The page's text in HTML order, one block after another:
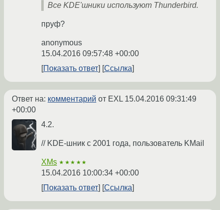
Все KDE'шники используют Thunderbird.
пруф?
anonymous
15.04.2016 09:57:48 +00:00
Показать ответ
Ссылка
Ответ на: комментарий от EXL 15.04.2016 09:31:49
+00:00
4.2.
// KDE-шник с 2001 года, пользователь KMail
XMs ★★★★★
15.04.2016 10:00:34 +00:00
Показать ответ
Ссылка